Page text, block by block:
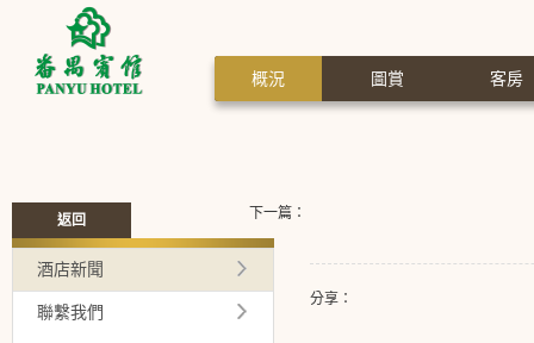
概況 圖賞 客房
分享：
下一篇：
返回
酒店新聞
聯繫我們